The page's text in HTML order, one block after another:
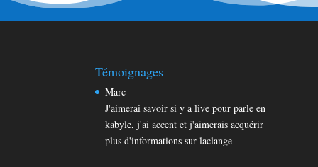
Témoignages
Marc
J'aimerai savoir si y a live pour parle en
kabyle, j'ai accent et j'aimerais acquérir
plus d'informations sur laclange